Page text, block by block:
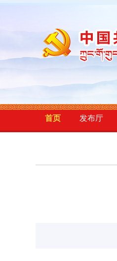
首页 发布厅